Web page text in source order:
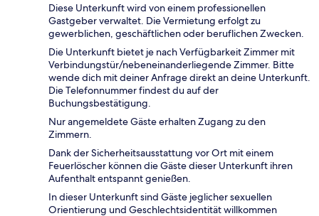
Diese Unterkunft wird von einem professionellen
Gastgeber verwaltet. Die Vermietung erfolgt zu
gewerblichen, geschäftlichen oder beruflichen Zwecken.
Die Unterkunft bietet je nach Verfügbarkeit Zimmer mit
Verbindungstür/nebeneinanderliegende Zimmer. Bitte
wende dich mit deiner Anfrage direkt an deine Unterkunft.
Die Telefonnummer findest du auf der
Buchungsbestätigung.
Nur angemeldete Gäste erhalten Zugang zu den
Zimmern.
Dank der Sicherheitsausstattung vor Ort mit einem
Feuerlöscher können die Gäste dieser Unterkunft ihren
Aufenthalt entspannt genießen.
In dieser Unterkunft sind Gäste jeglicher sexuellen
Orientierung und Geschlechtsidentität willkommen